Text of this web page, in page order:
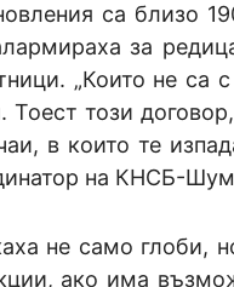
са близо
за
„Които не са
този
в които те
на КНСБ-
не само глоби,
ако има